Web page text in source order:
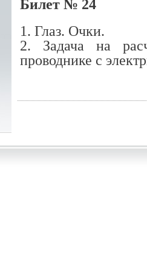
Билет № 24
1. Глаз. Очки.
2. Задача на
проводнике с